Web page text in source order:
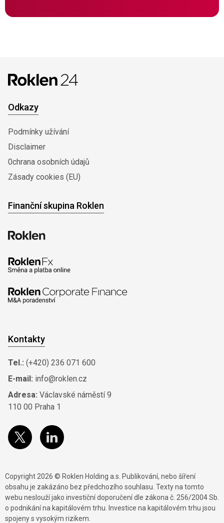
Odkazy
Podmínky užívání
Disclaimer
0chrana osobních údajů
Zásady cookies (EU)
Finanční skupina Roklen
Kontakty
Tel.: (+420) 236 071 600
E-mail: info@roklen.cz
Adresa: Václavské náměstí 9
110 00 Praha 1
Copyright 2026 © Roklen Holding a.s. Publikování, nebo šíření
obsahu je zakázáno bez předchozího souhlasu. Texty na tomto
webu neslouží jako investiční doporučení dle zákona č. 256/2004 Sb.
o podnikání na kapitálovém trhu. Investice na kapitálovém trhu jsou
spojeny s vysokým rizikem.